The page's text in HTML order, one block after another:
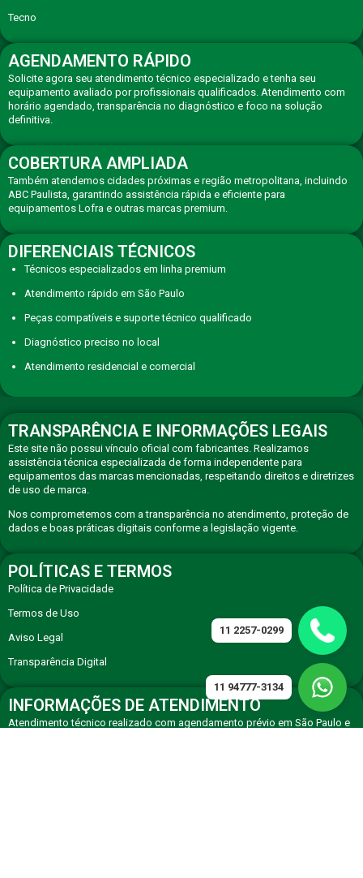
Tecno
AGENDAMENTO RÁPIDO
Solicite agora seu atendimento técnico especializado e tenha seu
equipamento avaliado por profissionais qualificados. Atendimento com
horário agendado, transparência no diagnóstico e foco na solução
definitiva.
COBERTURA AMPLIADA
Também atendemos cidades próximas e região metropolitana, incluindo
ABC Paulista, garantindo assistência rápida e eficiente para
equipamentos Lofra e outras marcas premium.
DIFERENCIAIS TÉCNICOS
Técnicos especializados em linha premium
Atendimento rápido em São Paulo
Peças compatíveis e suporte técnico qualificado
Diagnóstico preciso no local
Atendimento residencial e comercial
TRANSPARÊNCIA E INFORMAÇÕES LEGAIS
Este site não possui vínculo oficial com fabricantes. Realizamos
assistência técnica especializada de forma independente para
equipamentos das marcas mencionadas, respeitando direitos e diretrizes
de uso de marca.
Nos comprometemos com a transparência no atendimento, proteção de
dados e boas práticas digitais conforme a legislação vigente.
POLÍTICAS E TERMOS
Política de Privacidade
Termos de Uso
Aviso Legal
Transparência Digital
INFORMAÇÕES DE ATENDIMENTO
Atendimento técnico realizado com agendamento prévio em São Paulo e
11 2257-0299
11 94777-3134